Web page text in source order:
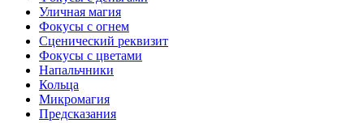
Уличная магия
Фокусы с огнем
Сценический реквизит
Фокусы с цветами
Напальчники
Кольца
Микромагия
Предсказания